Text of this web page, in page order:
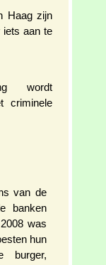
Haag zijn
iets aan te
wordt
criminele
van de
banken
was
hun
burger,